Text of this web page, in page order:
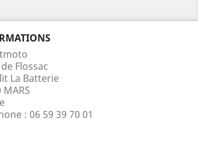
Flossac
La Batterie
: 06 59 39 70 01